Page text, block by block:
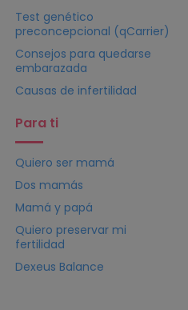
Test genético
preconcepcional (qCarrier)
Consejos para quedarse
embarazada
Causas de infertilidad
Para ti
Quiero ser mamá
Dos mamás
Mamá y papá
Quiero preservar mi
fertilidad
Dexeus Balance